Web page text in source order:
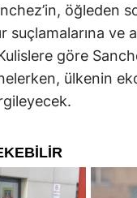
öğleden
suçlamalarına
göre
ülkenin